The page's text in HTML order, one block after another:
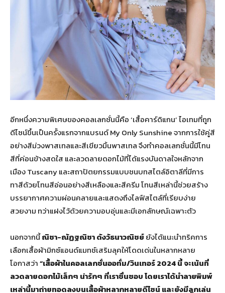
อีกหนึ่งความพิเศษของคอลเลกชั่นนี้คือ ‘เสื้อคาร์ดิแกน’ ไอเทมที่ถูก
ดีไซน์ขึ้นเป็นครั้งแรกจากแบรนด์ My Only Sunshine จากการใช้คู่สี
อย่างสีม่วงพาสเทลและสีเขียวมิ้นพาสเทล จึงทำคอลเลกชั่นนี้มีโทน
สีที่ค่อนข้างสดใส และลวดลายดอกไม้ที่ได้แรงบันดาลใจหลักจาก
เมือง Tuscany และสถาปัตยกรรมแบบชนบทสไตล์อิตาลีที่มีการ
ทาสีด้วยโทนสีอ่อนอย่างสีเหลืองและสีครีม โทนสีเหล่านี้ช่วยสร้าง
บรรยากาศความผ่อนคลายและแสดงถึงไลฟ์สไตล์ที่เรียบง่าย
สวยงาม ทว่าแฝงไว้ด้วยความอบอุ่นและมีเอกลักษณ์เฉพาะตัว
นอกจากนี้ณิชา-ณัฏฐณิชา ดังวัธนาวณิชย์ยังได้แนะนำทริคการ
เลือกเสื้อผ้ามิกซ์แอนด์แมทช์เสริมลุคให้โดดเด่นในหลากหลาย
โอกาสว่า“เสื้อผ้าในคอลเลกชั่นออทั่ม/วินเทอร์ 2024 นี้ จะเน้นที่
ลวดลายดอกไม้เล็กๆ น่ารักๆ ที่เราชื่นชอบ โดยเราได้นำลายพิมพ์
เหล่านี้มาถ่ายทอดลงบนเสื้อผ้าหลากหลายดีไซน์ และยังมีลูกเล่น